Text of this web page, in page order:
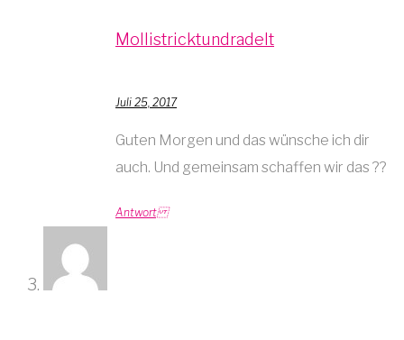
Mollistricktundradelt
Juli 25, 2017
Guten Morgen und das wünsche ich dir
auch. Und gemeinsam schaffen wir das ??
Antwort